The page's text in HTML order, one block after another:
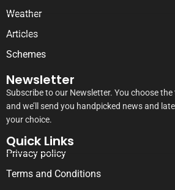
Weather
Articles
Schemes
Newsletter
Subscribe to our Newsletter. You choose
and we’ll send you handpicked news and
your choice.
Quick Links
Privacy policy
Terms and Conditions